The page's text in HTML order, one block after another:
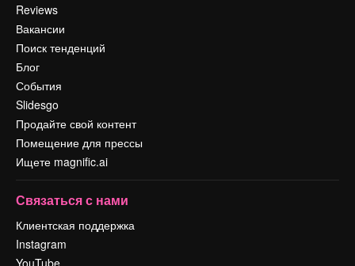
Reviews
Вакансии
Поиск тенденций
Блог
События
Slidesgo
Продайте свой контент
Помещение для прессы
Ищете magnific.ai
Связаться с нами
Клиентская поддержка
Instagram